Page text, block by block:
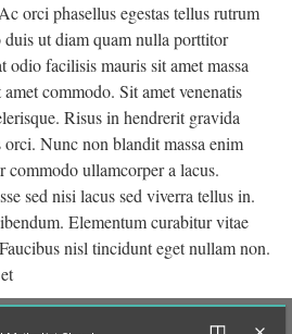
orci phasellus egestas tellus rutrum
ut diam quam nulla porttitor
odio facilisis mauris sit amet massa
commodo. Sit amet venenatis
Risus in hendrerit gravida
Nunc non blandit massa enim
ullamcorper a lacus.
sed nisi lacus sed viverra tellus in.
Elementum curabitur vitae
nisl tincidunt eget nullam non.